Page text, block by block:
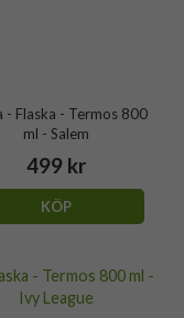
- Flaska - Termos 800
ml - Salem
499 kr
KÖP